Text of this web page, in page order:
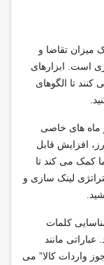
میزان تقاضا و
است. ابزارهای
کنند تا الگوهای
ماه های خاصی
افزایش قابل
کمک می کند تا
لینک سازی و
کلمات
مانند
واردات کالا” می